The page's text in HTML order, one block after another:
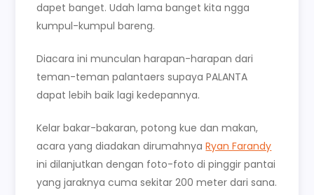
dapet banget. Udah lama banget kita ngga
kumpul-kumpul bareng.
Diacara ini munculan harapan-harapan dari
teman-teman palantaers supaya PALANTA
dapat lebih baik lagi kedepannya.
Kelar bakar-bakaran, potong kue dan makan,
acara yang diadakan dirumahnyaRyan Farandy
ini dilanjutkan dengan foto-foto di pinggir pantai
yang jaraknya cuma sekitar 200 meter dari sana.